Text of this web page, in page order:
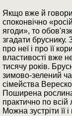
Якщо вже й
споконвічно
ягоди», то
згадати бруснику.
про неї і про її
властивості вже
тисячу років.
зимово-зелений
сімейства
Поширена
практично по всій
Можна зустріти її